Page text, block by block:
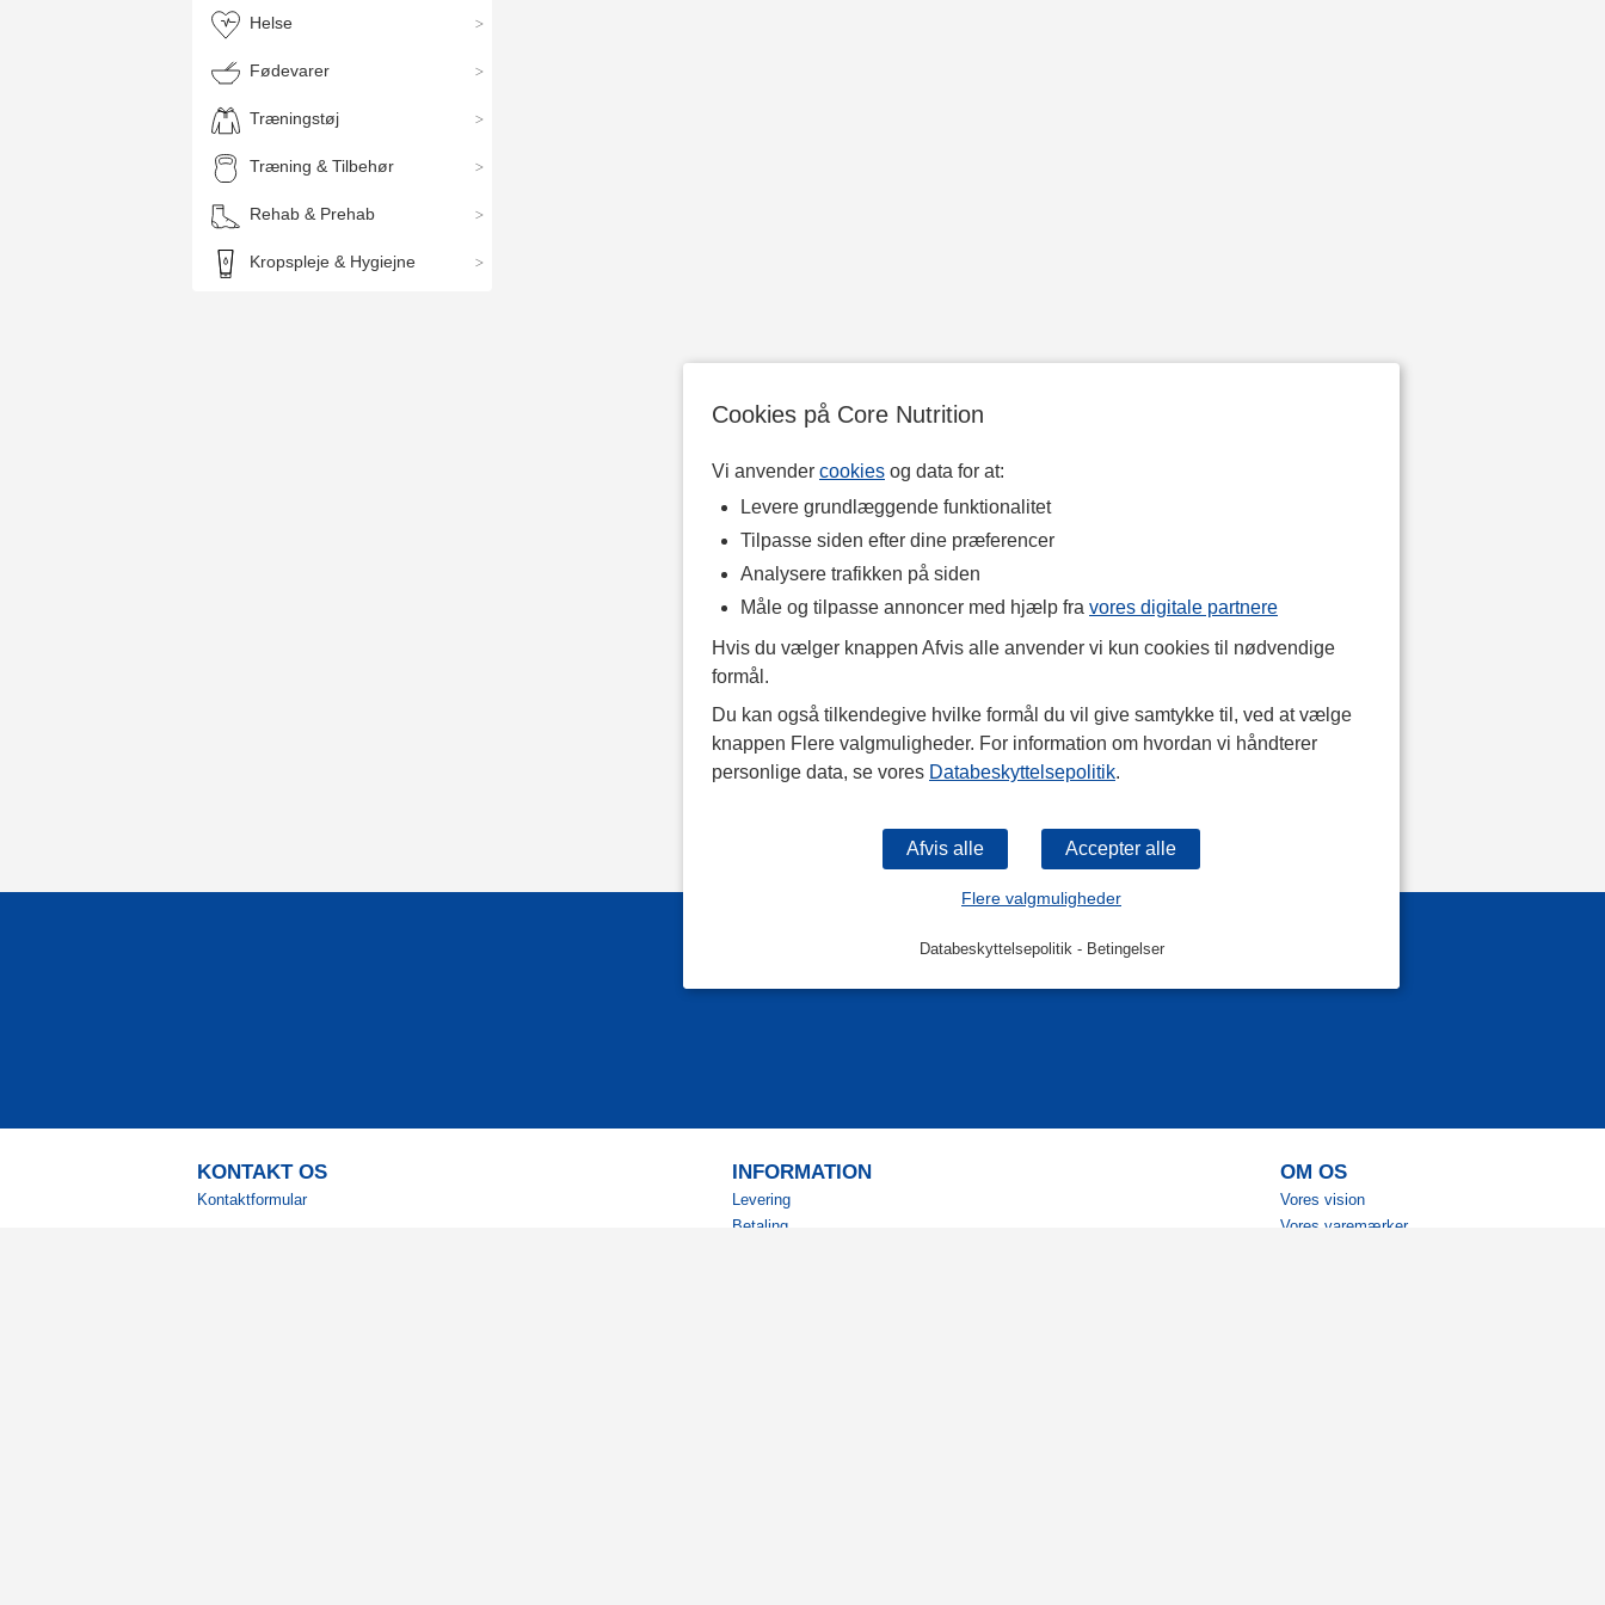
Cookies på Core Nutrition
Vi anvender cookies og data for at:
Levere grundlæggende funktionalitet
Tilpasse siden efter dine præferencer
Analysere trafikken på siden
Måle og tilpasse annoncer med hjælp fra vores digitale partnere
Hvis du vælger knappen Afvis alle anvender vi kun cookies til nødvendige
formål.
Du kan også tilkendegive hvilke formål du vil give samtykke til, ved at vælge
knappen Flere valgmuligheder. For information om hvordan vi håndterer
personlige data, se vores Databeskyttelsepolitik.
Flere valgmuligheder
Databeskyttelsepolitik- Betingelser
Helse
Fødevarer
Træningstøj
Træning & Tilbehør
Rehab & Prehab
Kropspleje & Hygiejne
KONTAKT OS
Kontaktformular
INFORMATION
Levering
Betaling
OM OS
Vores vision
Vores varemærker